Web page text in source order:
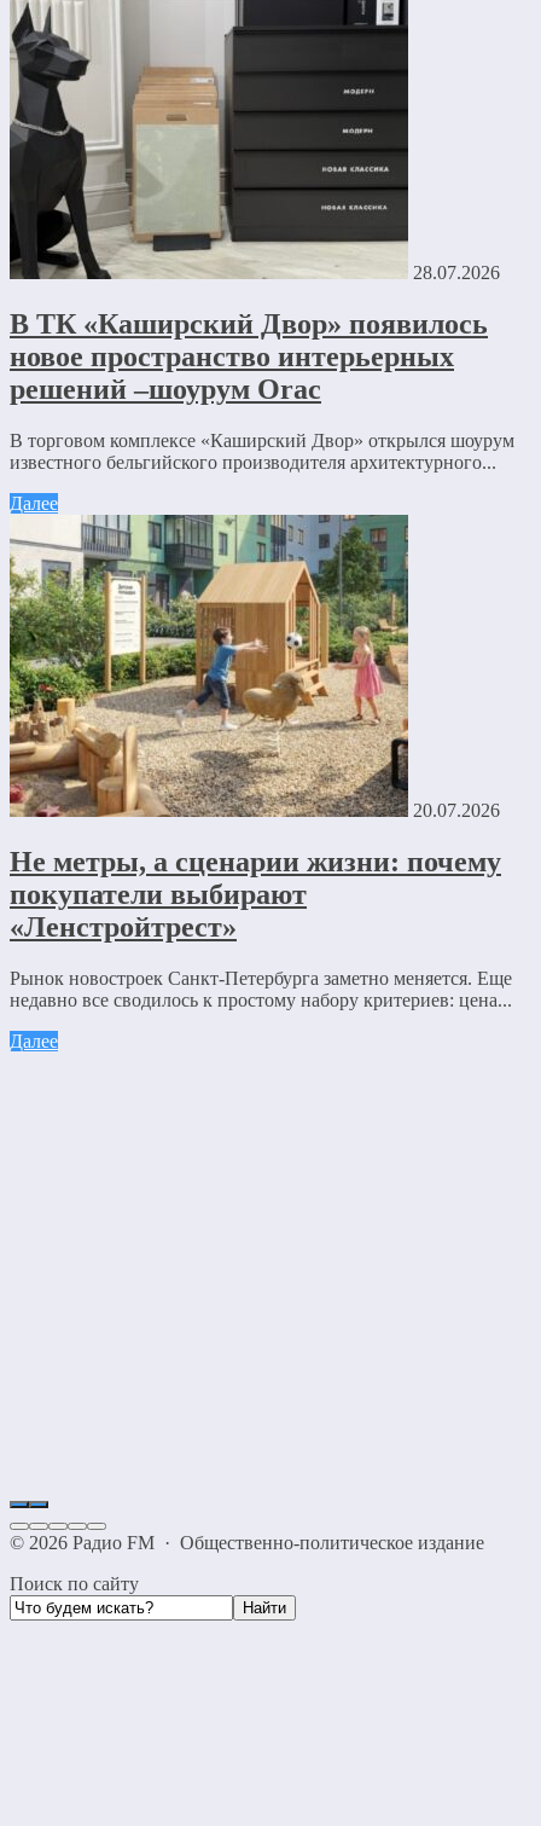
28.07.2026
В ТК «Каширский Двор» появилось
новое пространство интерьерных
решений –шоурум Orac
В торговом комплексе «Каширский Двор» открылся шоурум
известного бельгийского производителя архитектурного...
Далее
20.07.2026
Не метры, а сценарии жизни: почему
покупатели выбирают
«Ленстройтрест»
Рынок новостроек Санкт-Петербурга заметно меняется. Еще
недавно все сводилось к простому набору критериев: цена...
Далее
© 2026 Радио FM · Общественно-политическое издание
Поиск по сайту